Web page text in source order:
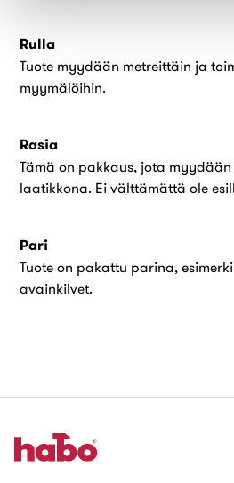
Rulla
Tuote myydään metreittäin ja
myymälöihin.
Rasia
Tämä on pakkaus, jota
laatikkona. Ei välttämättä ole
Pari
Tuote on pakattu parina,
avainkilvet.